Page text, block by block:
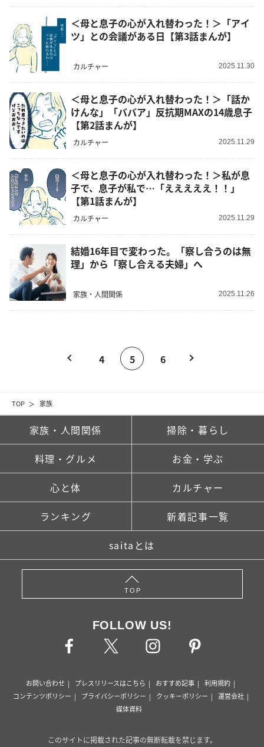
TOP 家族
＜母と息子の心が入れ替わった！＞「アイ
ツ」との会議がある日【第3話まんが】
カルチャー 2025.11.30
＜母と息子の心が入れ替わった！＞「話か
けんな」「ババア」反抗期MAXの14歳息子
【第2話まんが】
カルチャー 2025.11.29
＜母と息子の心が入れ替わった！＞私が息
子で、息子が私で…「えええええ！！」
【第1話まんが】
カルチャー 2025.11.29
結婚16年目で変わった。「察し合うのは無
理」から「察し合える夫婦」へ
家族・人間関係 2025.11.26
4 5 6
家族・人間関係 掃除・暮らし
料理・グルメ お金・学ぶ
心と体 カルチャー
ランキング 新着記事一覧
saitaとは
TOP
FOLLOW US!
お問い合わせ プレスリリースはこちら おすすめ記事
利用規約
コンテンツポリシー
プライバシーポリシー クッキーポリシー
運営会社
媒体資料
このサイトに掲載された記事の無断転載を禁じます。